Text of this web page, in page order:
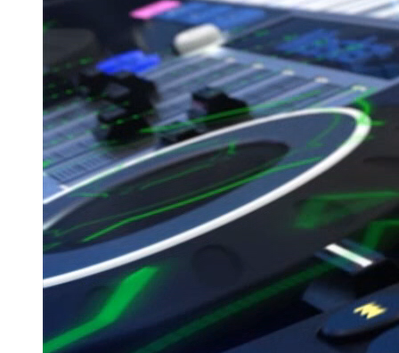
Кукмара
107,9 FM
Лениногорский
102,1 FM
Мамадыш
106,2 FM
Минзәлә
107,3 FM
Мөслим